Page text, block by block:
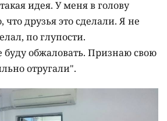
идея. У меня в голову
что друзья это сделали. Я не
по глупости.
буду обжаловать. Признаю свою
отругали".